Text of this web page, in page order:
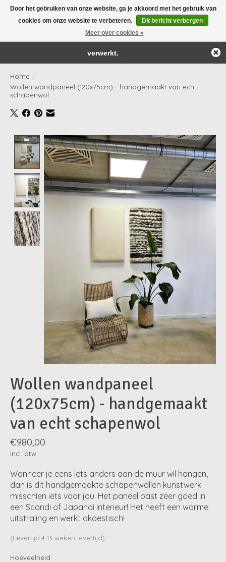
Yay! Onze webshop wordt 'as we speak' aangepast én bijgevuld!
Home /
Wollen wandpaneel (120x75cm) - handgemaakt van echt
schapenwol
Product image slideshow Items
Wollen wandpaneel
(120x75cm) - handgemaakt
van echt schapenwol
€980,00
Incl. btw
Wanneer je eens iets anders aan de muur wil hangen,
dan is dit handgemaakte schapenwollen kunstwerk
misschien iets voor jou. Het paneel past zeer goed in
een Scandi of Japandi interieur! Het heeft een warme
uitstraling en werkt akoestisch!
(Levertijd:4-13 weken levertijd)
Hoeveelheid:
Door het gebruiken van onze website, ga je akkoord met het gebruik van
cookies om onze website te verbeteren.
Dit bericht verbergen
Meer over cookies »
← Keer terug naar de backofficeDeze winkel is in aanbouw.
Eventueel geplaatste orders zullen niet worden gehonoreerd of
verwerkt.